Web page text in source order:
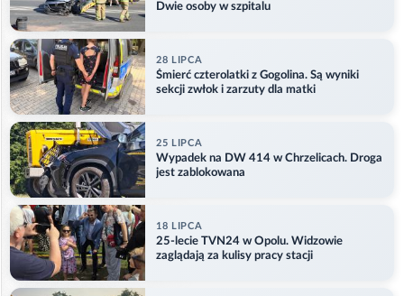
Dwie osoby w szpitalu
28 LIPCA
Śmierć czterolatki z Gogolina. Są wyniki
sekcji zwłok i zarzuty dla matki
25 LIPCA
Wypadek na DW 414 w Chrzelicach. Droga
jest zablokowana
18 LIPCA
25-lecie TVN24 w Opolu. Widzowie
zaglądają za kulisy pracy stacji